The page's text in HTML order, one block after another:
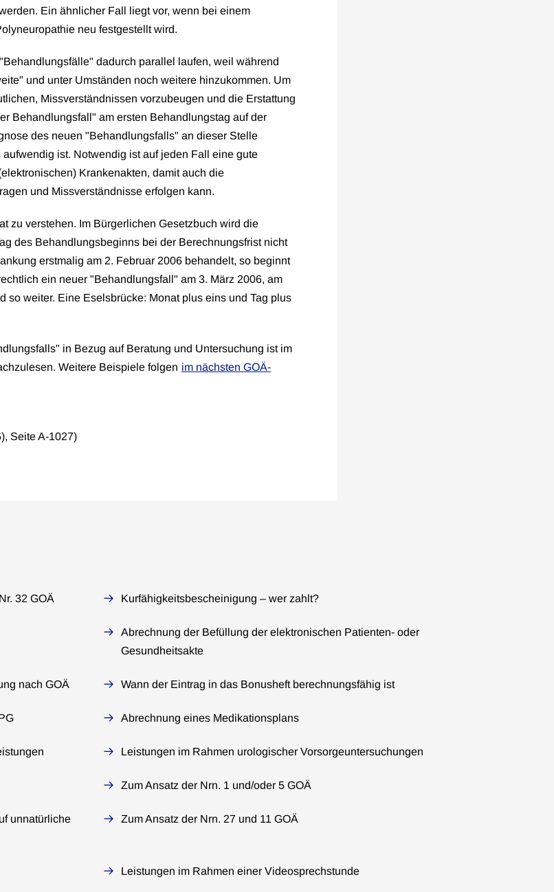
Ein ähnlicher Fall liegt vor, wenn bei einem
neu festgestellt wird.
dadurch parallel laufen, weil während
und unter Umständen noch weitere hinzukommen. Um
Missverständnissen vorzubeugen und die Erstattung
Behandlungsfall" am ersten Behandlungstag auf der
des neuen "Behandlungsfalls" an dieser Stelle
ist. Notwendig ist auf jeden Fall eine gute
Krankenakten, damit auch die
und Missverständnisse erfolgen kann.
zu verstehen. Im Bürgerlichen Gesetzbuch wird die
des Behandlungsbeginns bei der Berechnungsfrist nicht
erstmalig am 2. Februar 2006 behandelt, so beginnt
ein neuer "Behandlungsfall" am 3. März 2006, am
so weiter. Eine Eselsbrücke: Monat plus eins und Tag plus
in Bezug auf Beratung und Untersuchung ist im
Weitere Beispiele folgen im nächsten GOÄ-
Seite A-1027)
32 GOÄ Kurfähigkeitsbescheinigung – wer zahlt?
Abrechnung der Befüllung der elektronischen Patienten- oder
Gesundheitsakte
nach GOÄ Wann der Eintrag in das Bonusheft berechnungsfähig ist
Abrechnung eines Medikationsplans
Leistungen im Rahmen urologischer Vorsorgeuntersuchungen
Zum Ansatz der Nrn. 1 und/oder 5 GOÄ
unnatürliche
Zum Ansatz der Nrn. 27 und 11 GOÄ
Leistungen im Rahmen einer Videosprechstunde